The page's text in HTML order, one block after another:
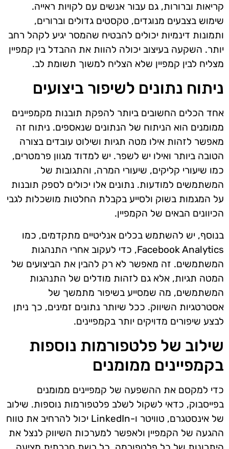
קריאות וברורות, גם עבור אנשים עם לקויות ראייה.
שימוש בצבעים מנוגדים, טקסטים גדולים וברורים,
ותמונות דינמיות יכולים להבטיח שהמסר יגיע לקהל רחב
יותר. השקעה בעיצוב יכולה להוות את ההבדל בין קמפיין
מצליח לבין קמפיין שלא הצליח למשוך תשומת לב.
ניתוח נתונים לשיפור ביצועים
אחד הכלים החשובים ביותר להפקת תובנות מקמפיינים
ממומנים הוא הניתוח של הנתונים שנאספים. ניתוח זה
מאפשר לזהות אילו מטה תגיות ושילוט עובדים בצורה
הטובה ביותר ואילו יש לשפר. יש למדוד מגוון פרמטרים,
כמו שיעורי קליקים, שיעורי המרה, והתגובות של
המשתמשים למודעות. נתונים אלו יכולים לספק תובנות
על המגמות בשוק ולסייע בקבלת החלטות מושכלות לגבי
הכיוונים הבאים של הקמפיין.
בנוסף, יש להשתמש בכלים אנליטיים מתקדמים, כמו
Facebook Analytics, כדי לעקוב אחרי התנהגות
המשתמשים. זה מאפשר לא רק להבין את הביצועים של
המטה תגיות, אלא גם לזהות מודלים של התנהגות
המשתמשים, מה שמסייע בשיפור מתמשך של
אסטרטגיות השיווק. ככל שיותר נתונים זמינים, כך ניתן
לבצע שיפורים מדויקים יותר בקמפיינים.
שילוב של פלטפורמות נוספות
בקמפיינים ממומנים
כדי למקסם את ההשפעה של קמפיינים ממומנים
בפייסבוק, כדאי לשקול לשלב פלטפורמות נוספות. שילוב
של אינסטגרם, טוויטר ו-LinkedIn יכול להרחיב את טווח
ההגעה של הקמפיין ולאפשר למערכות השיווק לנצל את